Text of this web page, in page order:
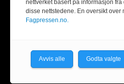
nettverket basert på informasjon
disse nettstedene. En oversikt
Fagpressen.no.
Avvis alle Godta valgte